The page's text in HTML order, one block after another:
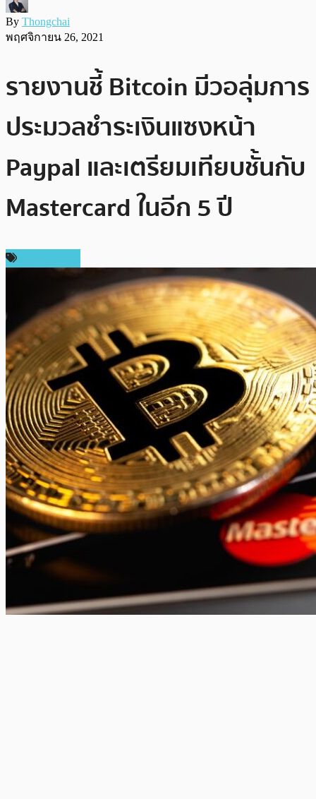
By Thongchai
พฤศจิกายน 26, 2021
รายงานชี้ Bitcoin มีวอลุ่มการ
ประมวลชำระเงินแซงหน้า
Paypal และเตรียมเทียบชั้นกับ
Mastercard ในอีก 5 ปี